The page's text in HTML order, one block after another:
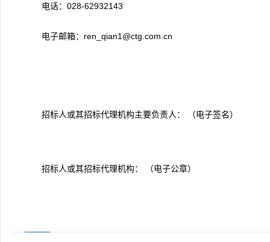
电话：028-62932143
电子邮箱：ren_qian1@ctg.com.cn
招标人或其招标代理机构主要负责人： （电子签名）
招标人或其招标代理机构： （电子公章）